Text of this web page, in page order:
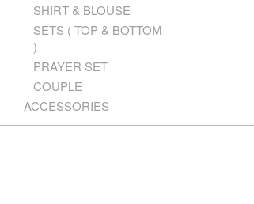
SHIRT & BLOUSE
SETS ( TOP & BOTTOM
)
PRAYER SET
COUPLE
ACCESSORIES